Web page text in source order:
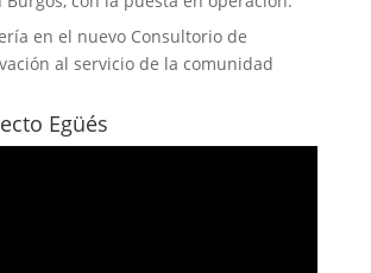
en el nuevo Consultorio de
al servicio de la comunidad
Egüés